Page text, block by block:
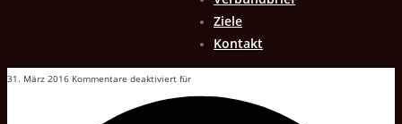
Ziele
Kontakt
31. März 2016 Kommentare deaktiviert für